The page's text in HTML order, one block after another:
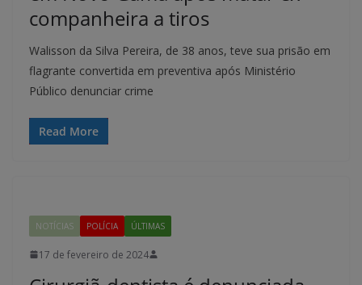
companheira a tiros
Walisson da Silva Pereira, de 38 anos, teve sua prisão em
flagrante convertida em preventiva após Ministério
Público denunciar crime
Read More
NOTÍCIAS POLÍCIA ÚLTIMAS
17 de fevereiro de 2024